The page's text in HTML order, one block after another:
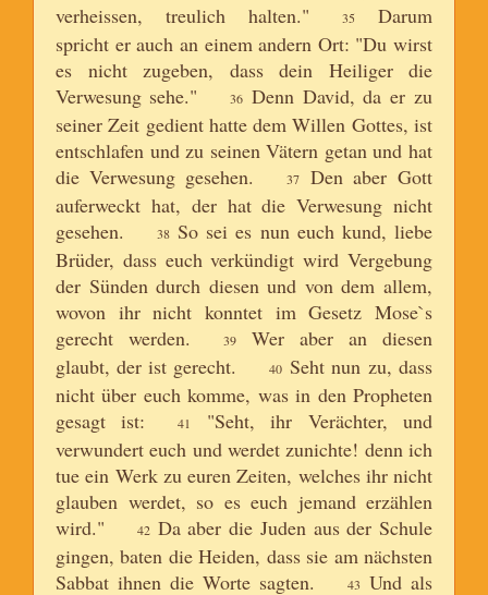
verheissen, treulich halten."
35
Darum
spricht er auch an einem andern Ort: "Du wirst
es nicht zugeben, dass dein Heiliger die
Verwesung sehe."
36 Denn David, da er zu
seiner Zeit gedient hatte dem Willen Gottes, ist
entschlafen und zu seinen Vätern getan und hat
die Verwesung gesehen.
37
Den aber Gott
auferweckt hat, der hat die Verwesung nicht
gesehen.
38 So sei es nun euch kund, liebe
Brüder, dass euch verkündigt wird Vergebung
der Sünden durch diesen und von dem allem,
wovon ihr nicht konntet im Gesetz Mose`s
gerecht werden.
39
Wer aber an diesen
glaubt, der ist gerecht.
40 Seht nun zu, dass
nicht über euch komme, was in den Propheten
gesagt ist:
41
"Seht, ihr Verächter, und
verwundert euch und werdet zunichte! denn ich
tue ein Werk zu euren Zeiten, welches ihr nicht
glauben werdet, so es euch jemand erzählen
wird."
42 Da aber die Juden aus der Schule
gingen, baten die Heiden, dass sie am nächsten
Sabbat ihnen die Worte sagten.
43 Und als